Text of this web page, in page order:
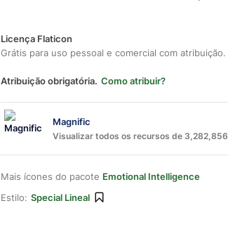
Licença Flaticon
Grátis para uso pessoal e comercial com atribuição.
Atribuição obrigatória. Como atribuir?
Magnific
Visualizar todos os recursos de 3,282,856
Mais ícones do pacote Emotional Intelligence
Estilo: Special Lineal